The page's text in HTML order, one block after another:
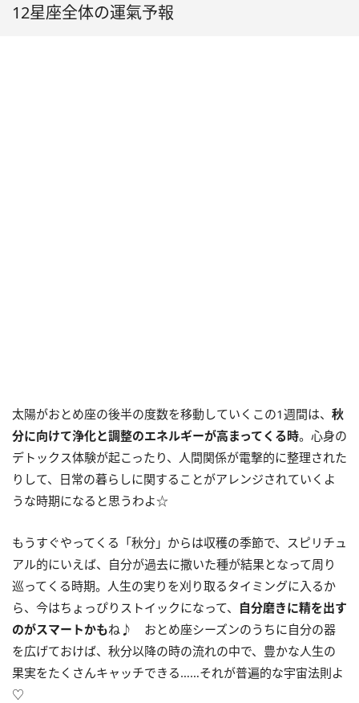
12星座全体の運氣予報
太陽がおとめ座の後半の度数を移動していくこの1週間は、 秋
分に向けて浄化と調整のエネルギーが高まってくる時。心身の
デトックス体験が起こったり、人間関係が電撃的に整理された
りして、日常の暮らしに関することがアレンジされていくよ
うな時期になると思うわよ☆
もうすぐやってくる「秋分」からは収穫の季節で、スピリチュ
アル的にいえば、自分が過去に撒いた種が結果となって周り
巡ってくる時期。人生の実りを刈り取るタイミングに入るか
ら、今はちょっぴりストイックになって、 自分磨きに精を出す
のがスマートかもね♪ おとめ座シーズンのうちに自分の器
を広げておけば、秋分以降の時の流れの中で、豊かな人生の
果実をたくさんキャッチできる……それが普遍的な宇宙法則よ
♡